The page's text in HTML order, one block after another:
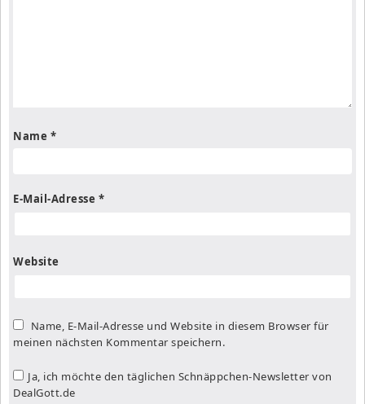
Name *
E-Mail-Adresse *
Website
Name, E-Mail-Adresse und Website in diesem Browser für
meinen nächsten Kommentar speichern.
Ja, ich möchte den täglichen Schnäppchen-Newsletter von
DealGott.de